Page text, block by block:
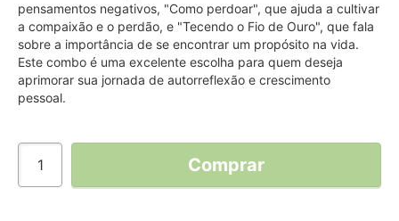
pensamentos negativos, "Como perdoar", que ajuda a cultivar
a compaixão e o perdão, e "Tecendo o Fio de Ouro", que fala
sobre a importância de se encontrar um propósito na vida.
Este combo é uma excelente escolha para quem deseja
aprimorar sua jornada de autorreflexão e crescimento
pessoal.
Comprar